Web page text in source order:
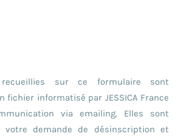
sur ce formulaire sont
fichier informatisé par JESSICA France
via emailing. Elles sont
votre demande de désinscription et